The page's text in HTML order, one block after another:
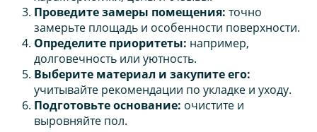
Проведите замеры помещения: точно
замерьте площадь и особенности поверхности.
Определите приоритеты: например,
долговечность или уютность.
Выберите материал и закупите его:
учитывайте рекомендации по укладке и уходу.
Подготовьте основание: очистите и
выровняйте пол.